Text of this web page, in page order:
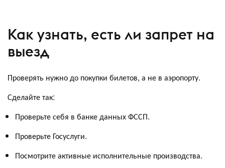
Как узнать, есть ли запрет на
выезд
Проверять нужно до покупки билетов, а не в аэропорту.
Сделайте так:
Проверьте себя в банке данных ФССП.
Проверьте Госуслуги.
Посмотрите активные исполнительные производства.